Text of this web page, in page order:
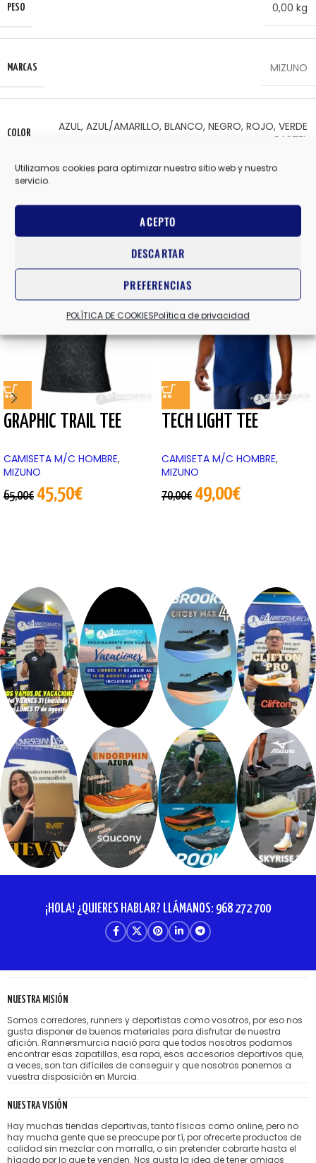
Utilizamos cookies para optimizar nuestro sitio web y nuestro
servicio.
ACEPTO
DESCARTAR
PREFERENCIAS
POLÍTICA DE COOKIESPolítica de privacidad
PESO 0,00 kg
MARCAS MIZUNO
COLOR AZUL, AZUL/AMARILLO, BLANCO, NEGRO, ROJO, VERDE
PASTEL
Valoraciones (0)
Productos relacionados
-30%
GRAPHIC TRAIL TEE
CAMISETA M/C HOMBRE,
MIZUNO
65,00€ 45,50€
TECH LIGHT TEE
CAMISETA M/C HOMBRE,
MIZUNO
70,00€ 49,00€
¡HOLA! ¿QUIERES HABLAR? LLÁMANOS: 968 272 700
NUESTRA MISIÓN
Somos corredores, runners y deportistas como vosotros, por eso nos
gusta disponer de buenos materiales para disfrutar de nuestra
afición. Rannersmurcia nació para que todos nosotros podamos
encontrar esas zapatillas, esa ropa, esos accesorios deportivos que,
a veces, son tan difíciles de conseguir y que nosotros ponemos a
vuestra disposición en Murcia.
NUESTRA VISIÓN
Hay muchas tiendas deportivas, tanto físicas como online, pero no
hay mucha gente que se preocupe por tí, por ofrecerte productos de
calidad sin mezclar con morralla, o sin pretender cobrarte hasta el
hígado por lo que te venden. Nos gusta la idea de tener amigos